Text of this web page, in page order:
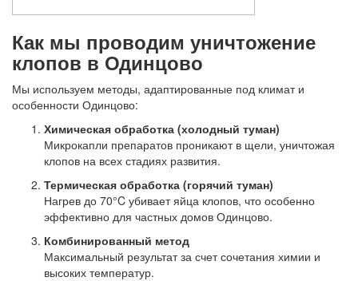
Как мы проводим уничтожение
клопов в Одинцово
Мы используем методы, адаптированные под климат и
особенности Одинцово:
Химическая обработка (холодный туман)
Микрокапли препаратов проникают в щели, уничтожая
клопов на всех стадиях развития.
Термическая обработка (горячий туман)
Нагрев до 70°C убивает яйца клопов, что особенно
эффективно для частных домов Одинцово.
Комбинированный метод
Максимальный результат за счет сочетания химии и
высоких температур.